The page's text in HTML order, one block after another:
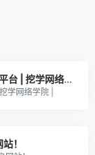
挖学网—学习知识第一入口 | 挖学信息平台 | 挖学网络学院 |
学网络学院 |
！